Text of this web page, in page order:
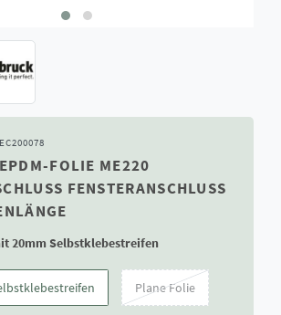
EC200078
FOLIE ME220
FENSTERANSCHLUSS
20mm Selbstklebestreifen
Plane Folie